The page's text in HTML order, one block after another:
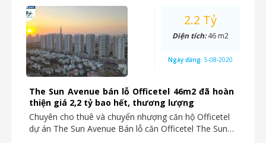
The Sun Avenue bán lỗ Officetel 46m2 đã hoàn
thiện giá 2,2 tỷ bao hết, thương lượng
Chuyên cho thuê và chuyển nhượng căn hộ Officetel
dự án The Sun Avenue Bán lỗ căn Officetel The Sun…
2.2 Tỷ
Diện tích:46 m2
Ngày đăng: 5-08-2020